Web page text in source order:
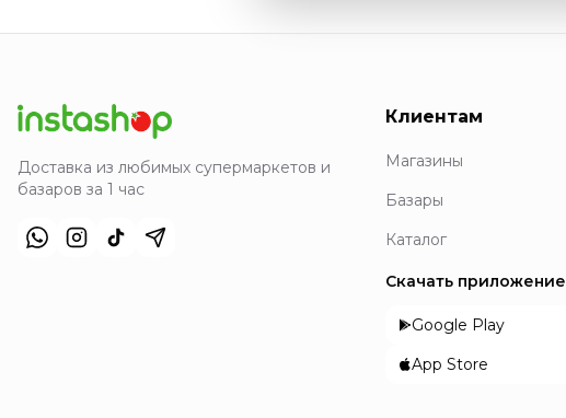
Доставка из любимых супермаркетов и
базаров за 1 час
Клиентам
Магазины
Базары
Каталог
Скачать приложение
Google Play
App Store